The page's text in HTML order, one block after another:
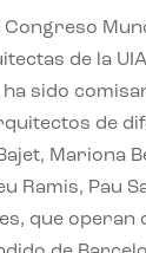
Congreso
de la
ha sido
de
Mariona
Ramis, Pau
que operan